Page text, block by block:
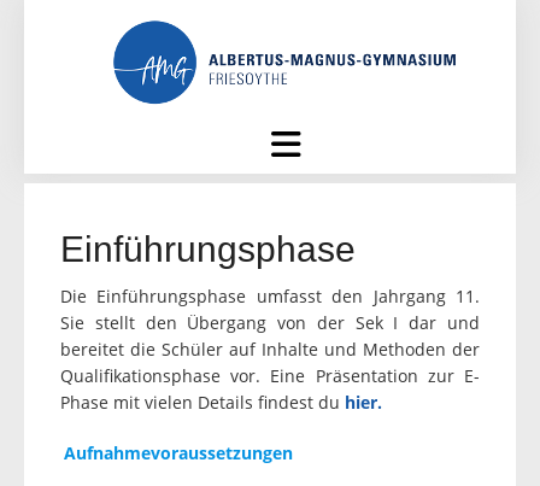
Einführungsphase
Die Einführungsphase umfasst den Jahrgang 11.
Sie stellt den Übergang von der Sek I dar und
bereitet die Schüler auf Inhalte und Methoden der
Qualifikationsphase vor. Eine Präsentation zur E-
Phase mit vielen Details findest du hier.
Aufnahmevoraussetzungen